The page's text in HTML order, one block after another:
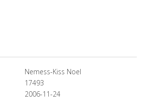
Nemess-Kiss Noel
17493
2006-11-24